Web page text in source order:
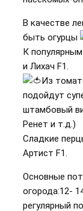
В качестве
быть огурцы
К
и Лихач F1.
Из
подойдут
штамбовый
Ренет и т.д.)
Сладкие
Артист F1.
Основные
огорода:12-
регулярный